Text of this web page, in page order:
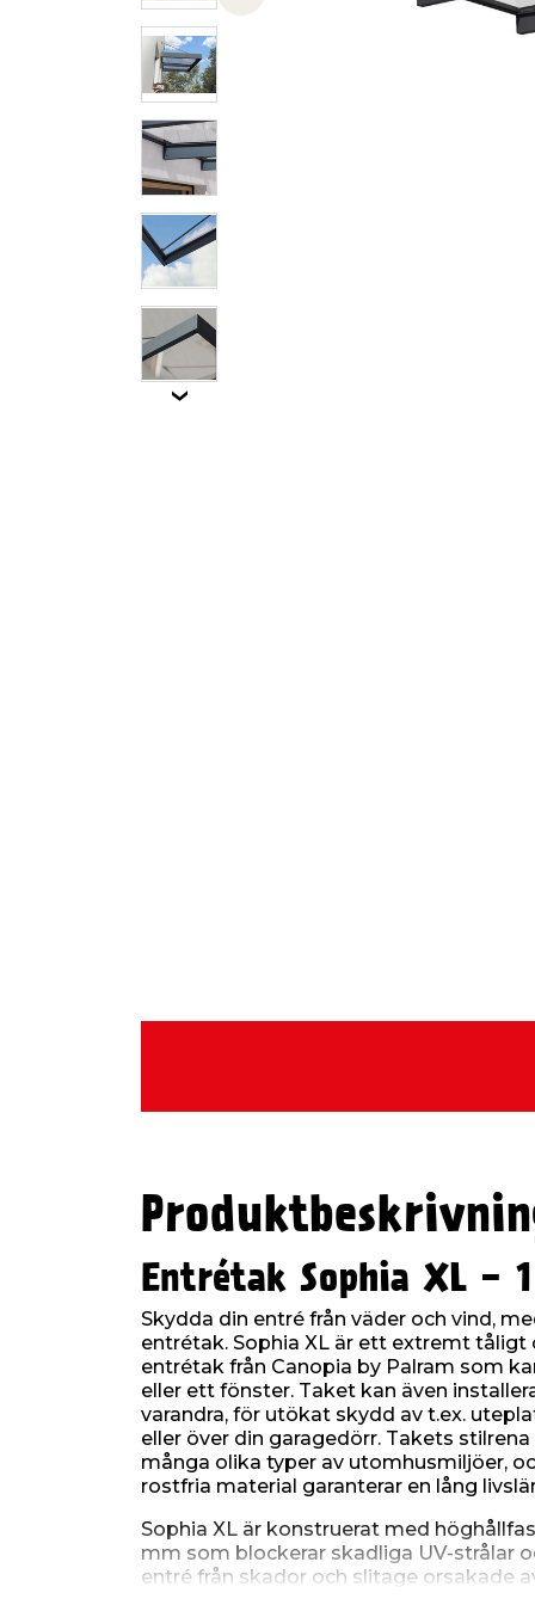
Previous slide
Entrétak Sophia XL -
Skydda din entré från väder och vind,
entrétak. Sophia XL är ett extremt
entrétak från Canopia by Palram som
eller ett fönster. Taket kan även
varandra, för utökat skydd av t.ex.
eller över din garagedörr. Takets
många olika typer av utomhusmiljöer,
rostfria material garanterar en lång
Sophia XL är konstruerat med
mm som blockerar skadliga UV-strålar
entré från skador och slitage orsakade